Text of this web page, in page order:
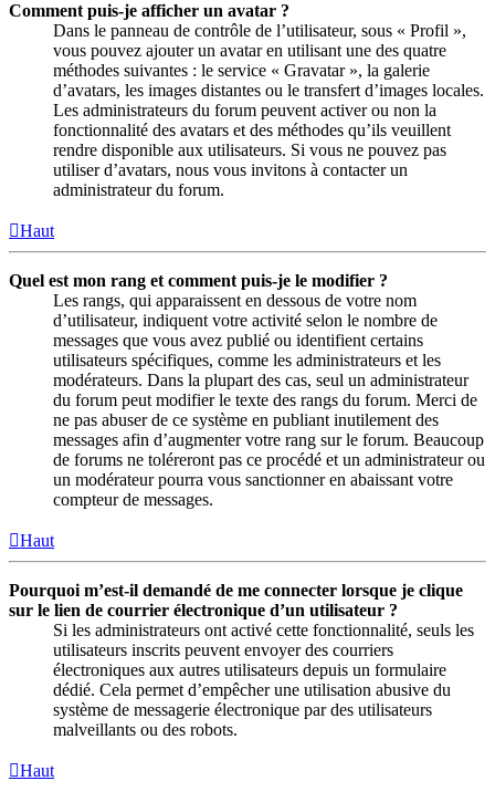
Comment puis-je afficher un avatar ?
Dans le panneau de contrôle de l’utilisateur, sous « Profil »,
vous pouvez ajouter un avatar en utilisant une des quatre
méthodes suivantes : le service « Gravatar », la galerie
d’avatars, les images distantes ou le transfert d’images locales.
Les administrateurs du forum peuvent activer ou non la
fonctionnalité des avatars et des méthodes qu’ils veuillent
rendre disponible aux utilisateurs. Si vous ne pouvez pas
utiliser d’avatars, nous vous invitons à contacter un
administrateur du forum.
Haut
Quel est mon rang et comment puis-je le modifier ?
Les rangs, qui apparaissent en dessous de votre nom
d’utilisateur, indiquent votre activité selon le nombre de
messages que vous avez publié ou identifient certains
utilisateurs spécifiques, comme les administrateurs et les
modérateurs. Dans la plupart des cas, seul un administrateur
du forum peut modifier le texte des rangs du forum. Merci de
ne pas abuser de ce système en publiant inutilement des
messages afin d’augmenter votre rang sur le forum. Beaucoup
de forums ne toléreront pas ce procédé et un administrateur ou
un modérateur pourra vous sanctionner en abaissant votre
compteur de messages.
Haut
Pourquoi m’est-il demandé de me connecter lorsque je clique
sur le lien de courrier électronique d’un utilisateur ?
Si les administrateurs ont activé cette fonctionnalité, seuls les
utilisateurs inscrits peuvent envoyer des courriers
électroniques aux autres utilisateurs depuis un formulaire
dédié. Cela permet d’empêcher une utilisation abusive du
système de messagerie électronique par des utilisateurs
malveillants ou des robots.
Haut